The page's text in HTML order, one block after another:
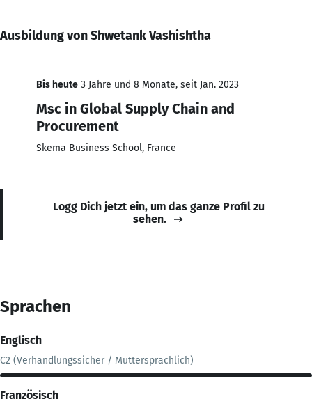
Ausbildung von Shwetank Vashishtha
Bis heute 3 Jahre und 8 Monate, seit Jan. 2023
Msc in Global Supply Chain and
Procurement
Skema Business School, France
Logg Dich jetzt ein, um das ganze Profil zu
sehen.
Sprachen
Englisch
C2 (Verhandlungssicher / Muttersprachlich)
Französisch